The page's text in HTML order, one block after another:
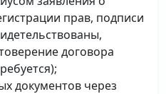
прав, подписи
договора
документов через